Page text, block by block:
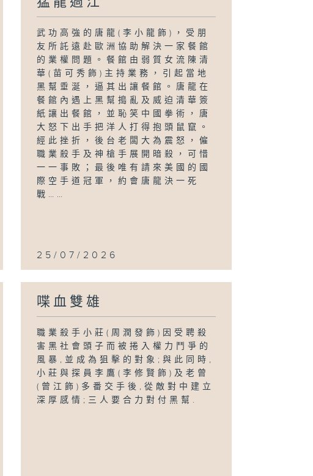
武功高強的唐龍(李小龍飾)，受朋
友所託遠赴歐洲協助解決一家餐館
的業權問題。餐館由弱質女流陳清
華(苗可秀飾)主持業務，引起當地
黑幫垂涎，逼其出讓餐館。唐龍在
餐館內遇上黑幫搗亂及威迫清華簽
紙讓出餐館，並恥笑中國拳術，唐
大怒下出手把洋人打得抱頭鼠竄。
經此挫折，後台老闆大為震怒，僱
職業殺手及神槍手展開暗殺，可惜
一一事敗；最後唯有請來美國的國
際空手道冠軍，約會唐龍決一死
戰……
25/07/2026
喋血雙雄
職業殺手小莊(周潤發飾)因受聘殺
害黑社會頭子而被捲入權力鬥爭的
風暴,並成為狙擊的對象;與此同時,
小莊與探員李鷹(李修賢飾)及老曾
(曾江飾)多番交手後,從敵對中建立
深厚感情;三人要合力對付黑幫.